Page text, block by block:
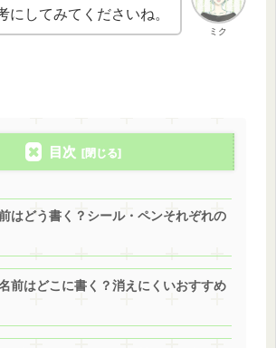
ミク
にしてみてくださいね。
目次
はどう書く？シール・ペンそれぞれの
前はどこに書く？消えにくいおすすめ